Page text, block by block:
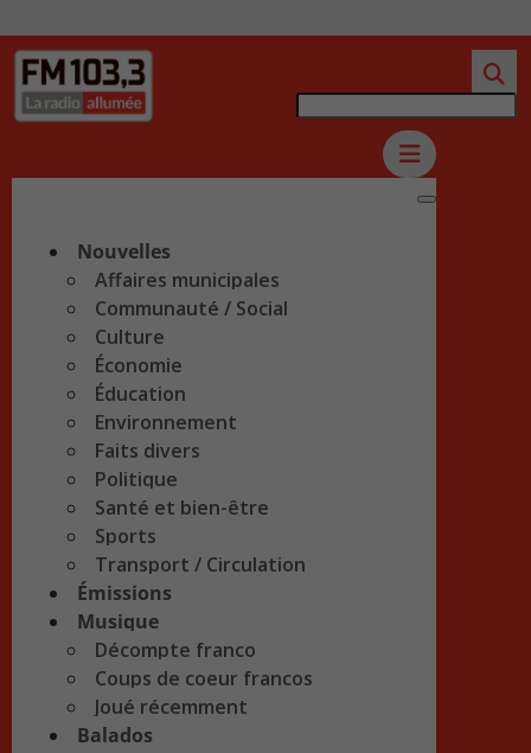
Nouvelles
Affaires municipales
Communauté / Social
Culture
Économie
Éducation
Environnement
Faits divers
Politique
Santé et bien-être
Sports
Transport / Circulation
Émissions
Musique
Décompte franco
Coups de coeur francos
Joué récemment
Balados